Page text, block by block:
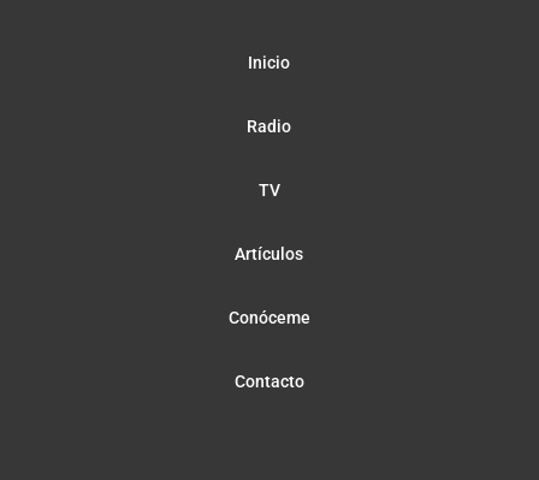
Inicio
Radio
TV
Artículos
Conóceme
Contacto